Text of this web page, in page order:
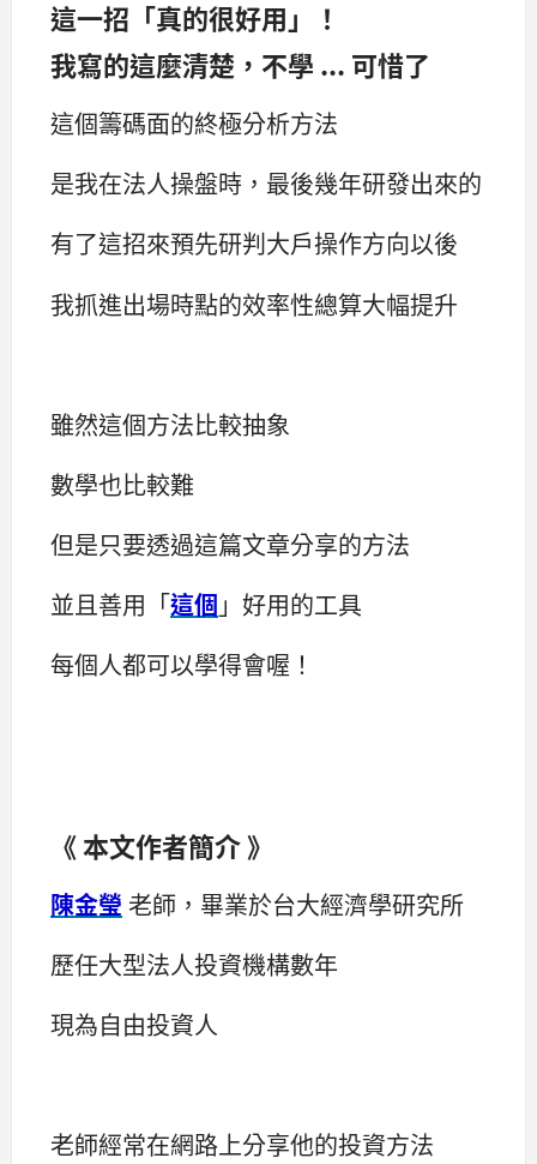
這一招「真的很好用」！
我寫的這麼清楚，不學 ... 可惜了
這個籌碼面的終極分析方法
是我在法人操盤時，最後幾年研發出來的
有了這招來預先研判大戶操作方向以後
我抓進出場時點的效率性總算大幅提升
雖然這個方法比較抽象
數學也比較難
但是只要透過這篇文章分享的方法
並且善用「這個 」好用的工具
每個人都可以學得會喔！
《 本文作者簡介 》
陳金瑩 老師，畢業於台大經濟學研究所
歷任大型法人投資機構數年
現為自由投資人
老師經常在網路上分享他的投資方法